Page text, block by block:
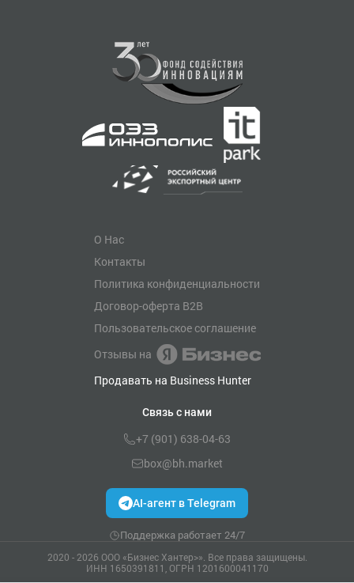
О Нас
Контакты
Политика конфиденциальности
Договор-оферта B2B
Пользовательское соглашение
Отзывы на
Продавать на Business Hunter
Связь с нами
+7 (901) 638-04-63
box@bh.market
AI-агент в Telegram
Поддержка работает 24/7
2020 - 2026 ООО «Бизнес Хантер>». Все права защищены.
ИНН 1650391811, ОГРН 1201600041170